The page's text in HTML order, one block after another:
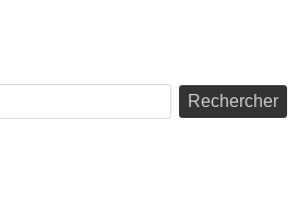
Rechercher